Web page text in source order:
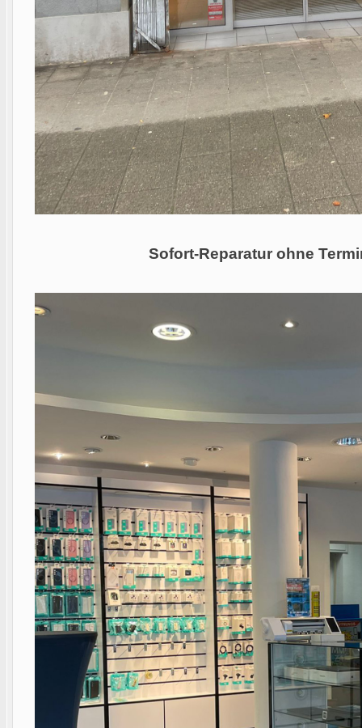
Sofort-Reparatur ohne